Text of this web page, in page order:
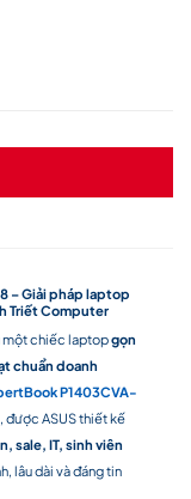
– Giải pháp laptop
Triết Computer
một chiếc laptopgọn
chuẩn doanh
P1403CVA-
được ASUS thiết kế
sale, IT, sinh viên
lâu dài và đáng tin